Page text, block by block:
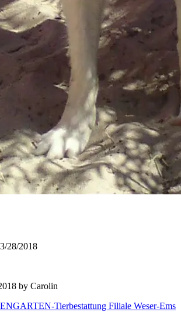
28/2018
by Carolin
Tierbestattung Filiale Weser-Ems